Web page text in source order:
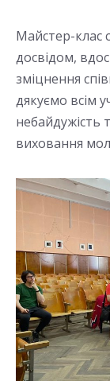
Майстер-клас
досвідом,
зміцнення
дякуємо всім
небайдужість
виховання